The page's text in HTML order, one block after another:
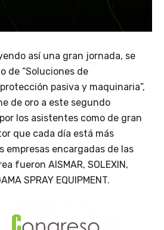
así una gran jornada, se
de “Soluciones de
pasiva y maquinaria”,
de oro a este segundo
los asistentes como de gran
que cada día está más
empresas encargadas de las
fueron AISMAR, SOLEXIN,
SPRAY EQUIPMENT.